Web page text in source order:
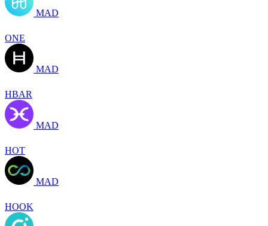
MAD
ONE
MAD
HBAR
MAD
HOT
MAD
HOOK